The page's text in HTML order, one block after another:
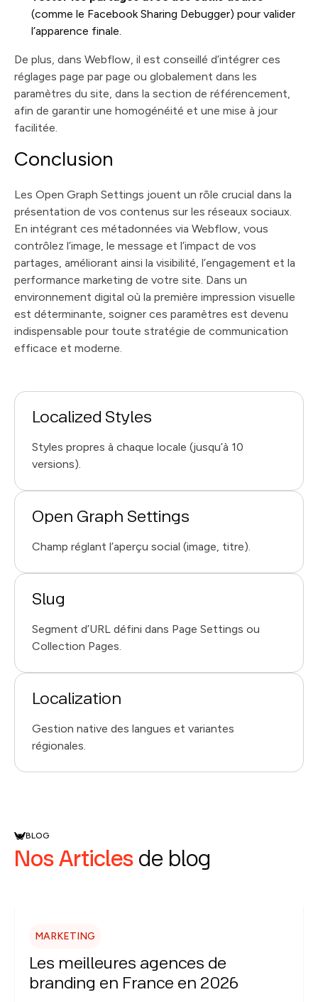
(comme le Facebook Sharing Debugger) pour valider
l’apparence finale.
De plus, dans Webflow, il est conseillé d’intégrer ces
réglages page par page ou globalement dans les
paramètres du site, dans la section de référencement,
afin de garantir une homogénéité et une mise à jour
facilitée.
Conclusion
Les Open Graph Settings jouent un rôle crucial dans la
présentation de vos contenus sur les réseaux sociaux.
En intégrant ces métadonnées via Webflow, vous
contrôlez l’image, le message et l’impact de vos
partages, améliorant ainsi la visibilité, l’engagement et la
performance marketing de votre site. Dans un
environnement digital où la première impression visuelle
est déterminante, soigner ces paramètres est devenu
indispensable pour toute stratégie de communication
efficace et moderne.
Localized Styles
Styles propres à chaque locale (jusqu’à 10
versions).
Open Graph Settings
Champ réglant l’aperçu social (image, titre).
Slug
Segment d’URL défini dans Page Settings ou
Collection Pages.
Localization
Gestion native des langues et variantes
régionales.
BLOG
Nos Articles de blog
MARKETING
Les meilleures agences de
branding en France en 2026